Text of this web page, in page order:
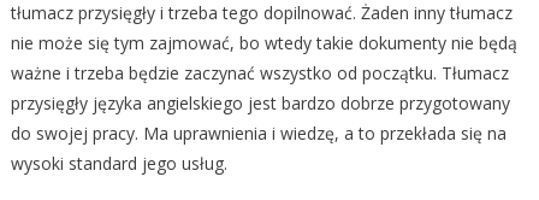
tłumacz przysięgły i trzeba tego dopilnować. Żaden inny tłumacz
nie może się tym zajmować, bo wtedy takie dokumenty nie będą
ważne i trzeba będzie zaczynać wszystko od początku. Tłumacz
przysięgły języka angielskiego jest bardzo dobrze przygotowany
do swojej pracy. Ma uprawnienia i wiedzę, a to przekłada się na
wysoki standard jego usług.